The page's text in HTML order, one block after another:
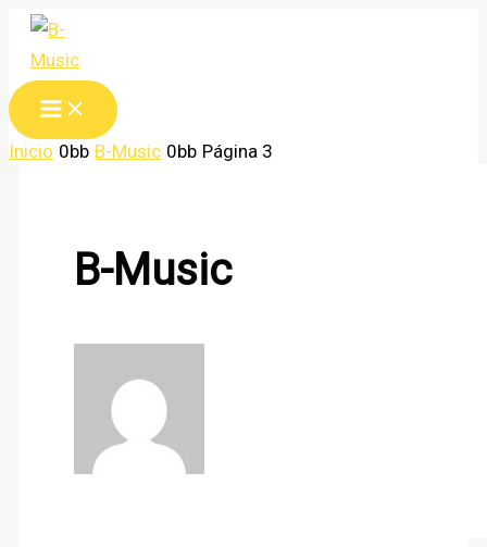
contenido
Inicio B-Music Página 3
B-Music